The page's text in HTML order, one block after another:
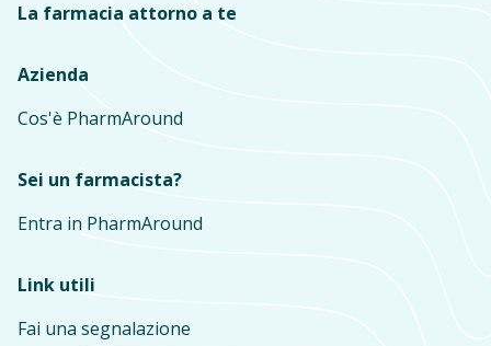
La farmacia attorno a te
Azienda
Cos'è PharmAround
Sei un farmacista?
Entra in PharmAround
Link utili
Fai una segnalazione